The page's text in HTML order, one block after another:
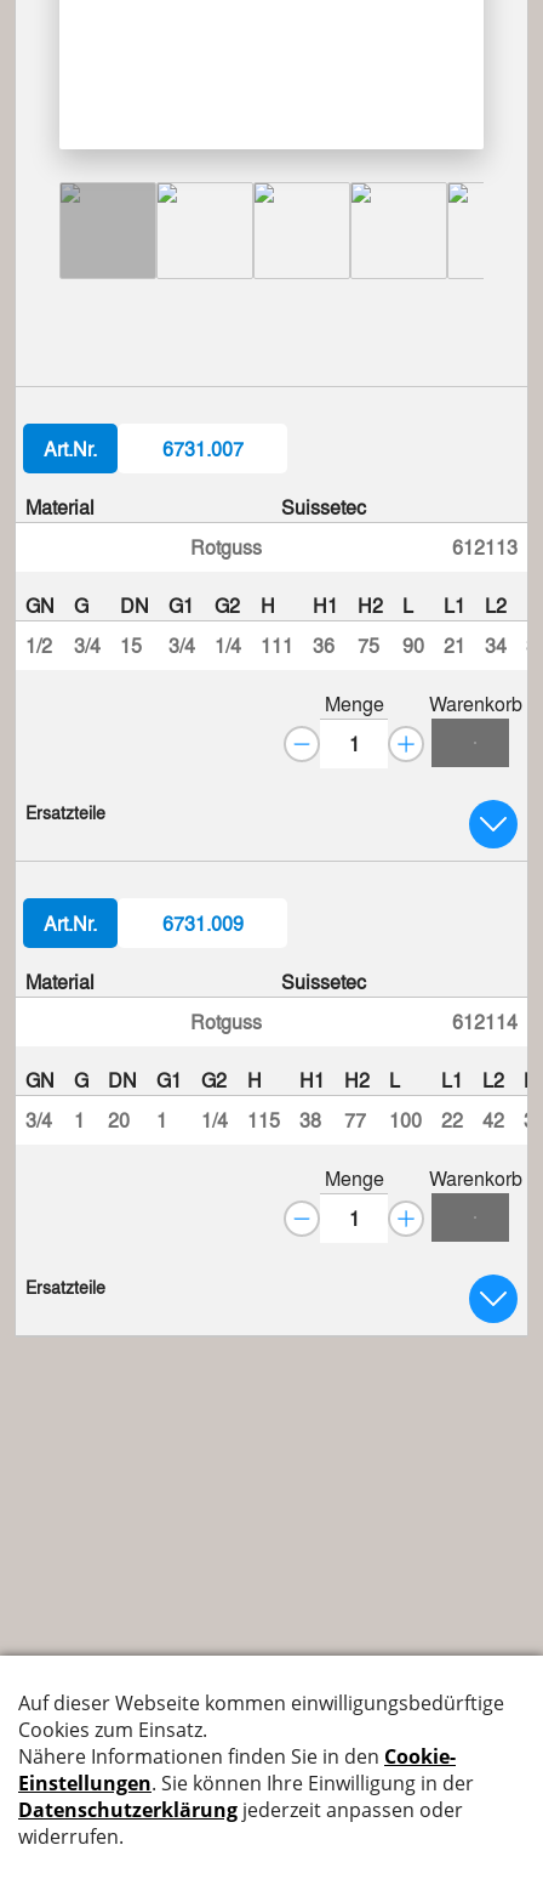
Art.Nr. 6731.007
Material
Rotguss
Suissetec
612113
GN G DN G1 G2 H H1 H2 L L1 L2
1/2
3/4 15 3/4 1/4 111 36 75 90 21 34
Menge Warenkorb
Ersatzteile
Art.Nr. 6731.009
Material
Rotguss
Suissetec
612114
GN G DN G1 G2 H H1 H2 L L1 L2
3/4
1 20 1 1/4 115 38 77 100 22 42
Menge Warenkorb
Ersatzteile